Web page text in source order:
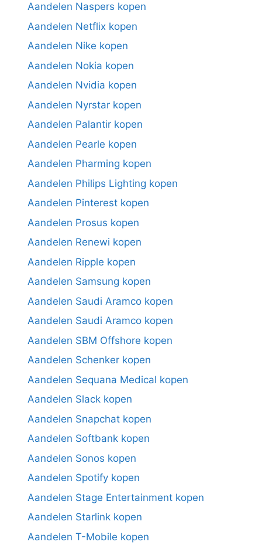
Aandelen Naspers kopen
Aandelen Netflix kopen
Aandelen Nike kopen
Aandelen Nokia kopen
Aandelen Nvidia kopen
Aandelen Nyrstar kopen
Aandelen Palantir kopen
Aandelen Pearle kopen
Aandelen Pharming kopen
Aandelen Philips Lighting kopen
Aandelen Pinterest kopen
Aandelen Prosus kopen
Aandelen Renewi kopen
Aandelen Ripple kopen
Aandelen Samsung kopen
Aandelen Saudi Aramco kopen
Aandelen Saudi Aramco kopen
Aandelen SBM Offshore kopen
Aandelen Schenker kopen
Aandelen Sequana Medical kopen
Aandelen Slack kopen
Aandelen Snapchat kopen
Aandelen Softbank kopen
Aandelen Sonos kopen
Aandelen Spotify kopen
Aandelen Stage Entertainment kopen
Aandelen Starlink kopen
Aandelen T-Mobile kopen